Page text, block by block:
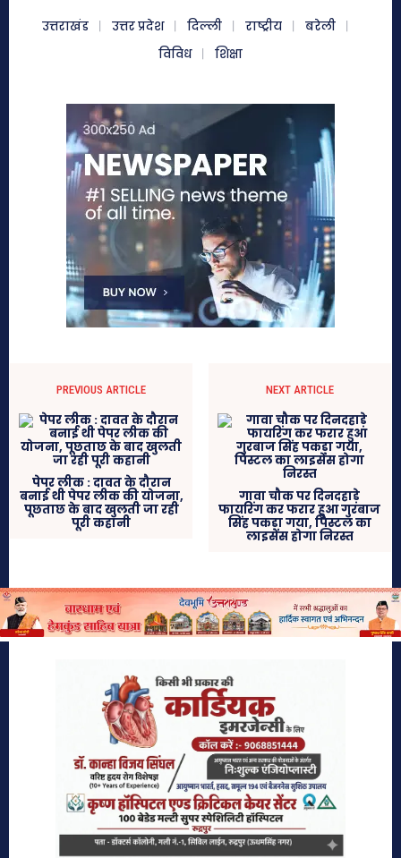
उत्तराखंड उत्तर प्रदेश दिल्ली राष्ट्रीय
बरेली
विविध
शिक्षा
PREVIOUS ARTICLE
पेपर लीक : दावत के दौरान
बनाई थी पेपर लीक की योजना,
पूछताछ के बाद खुलती जा रही
पूरी कहानी
NEXT ARTICLE
गावा चौक पर दिनदहाड़े
फायरिंग कर फरार हुआ गुरबाज
सिंह पकड़ा गया, पिस्टल का
लाइसेंस होगा निरस्त